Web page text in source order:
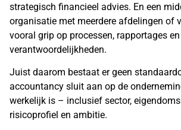
strategisch financieel advies. En een
organisatie met meerdere afdelingen of
vooral grip op processen, rapportages en
verantwoordelijkheden.
Juist daarom bestaat er geen
accountancy sluit aan op de
werkelijk is – inclusief sector,
risicoprofiel en ambitie.